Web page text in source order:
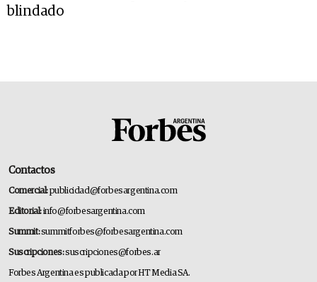
blindado
Contactos
Comercial:publicidad@forbesargentina.com
Editorial:info@forbesargentina.com
Summit:summitforbes@forbesargentina.com
Suscripciones:suscripciones@forbes.ar
Forbes Argentina es publicada por HT Media SA.